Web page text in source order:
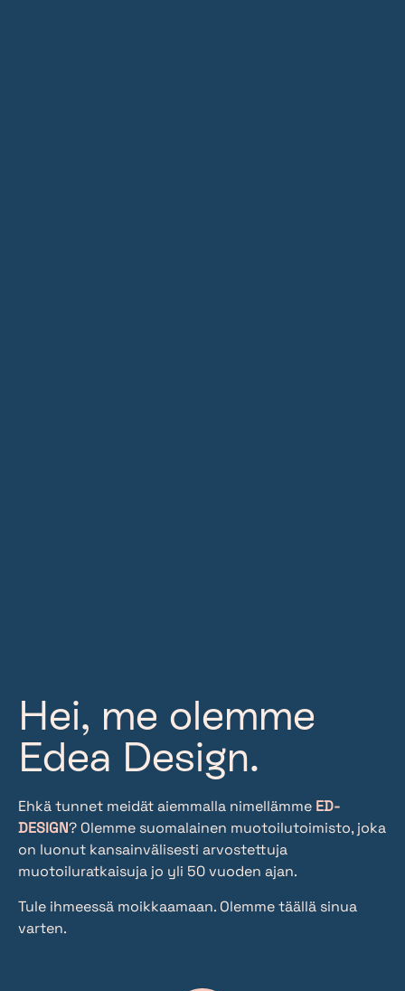
Hei, me olemme
Edea Design.
Ehkä tunnet meidät aiemmalla nimellämme ED-
DESIGN? Olemme suomalainen muotoilutoimisto, joka
on luonut kansainvälisesti arvostettuja
muotoiluratkaisuja jo yli 50 vuoden ajan.
Tule ihmeessä moikkaamaan. Olemme täällä sinua
varten.